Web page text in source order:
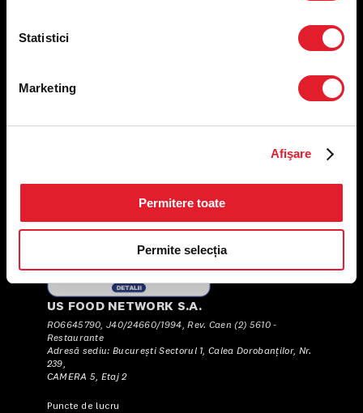
Statistici
Marketing
Afişare
Permitere toate
Permite selecția
Utile
Politica privind prelucrarea datelor
US FOOD NETWORK S.A.
RO6645790, J40/24660/1994, Rev. Caen (2) 5610 -
Restaurante
Adresă sediu: Bucureşti Sectorul 1, Calea Dorobanţilor, Nr.
239,
CAMERA 5, Etaj 2
Puncte de lucru